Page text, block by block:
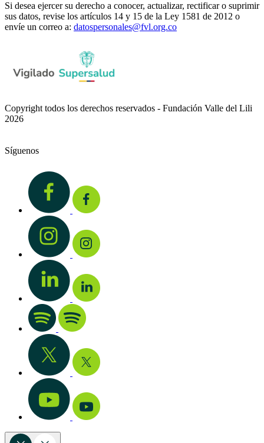
Si desea ejercer su derecho a conocer, actualizar, rectificar o suprimir
sus datos, revise los artículos 14 y 15 de la Ley 1581 de 2012 o
envíe un correo a: datospersonales@fvl.org.co
Copyright todos los derechos reservados - Fundación Valle del Lili
2026
Síguenos